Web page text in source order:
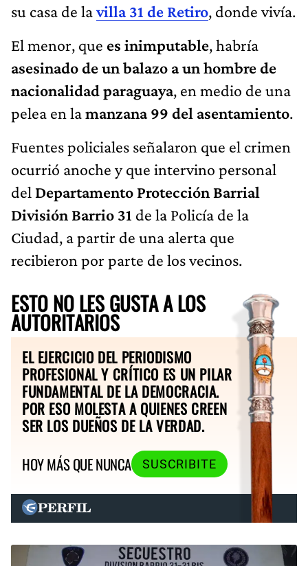
su casa de lavilla 31 de Retiro, donde vivía.
El menor, que es inimputable, habría
asesinado de un balazo a un hombre de
nacionalidad paraguaya, en medio de una
pelea en lamanzana 99 del asentamiento.
Fuentes policiales señalaron que el crimen
ocurrió anoche y que intervino personal
del Departamento Protección Barrial
División Barrio 31 de la Policía de la
Ciudad, a partir de una alerta que
recibieron por parte de los vecinos.
ESTO NO LES GUSTA A LOS
AUTORITARIOS
EL EJERCICIO DEL PERIODISMO
PROFESIONAL Y CRÍTICO ES UN PILAR
FUNDAMENTAL DE LA DEMOCRACIA.
POR ESO MOLESTA A QUIENES CREEN
SER LOS DUEÑOS DE LA VERDAD.
HOY MÁS QUE NUNCA
SUSCRIBITE